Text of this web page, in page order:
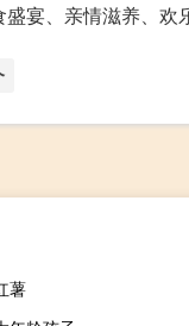
宴、亲情滋养、欢
薯